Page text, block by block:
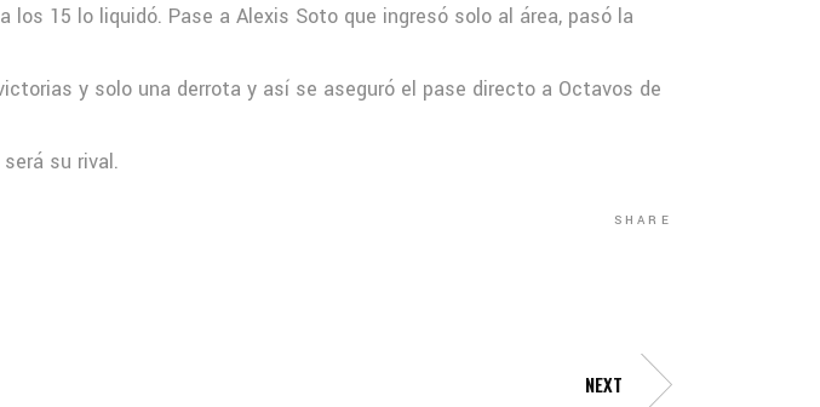
15 lo liquidó. Pase a Alexis Soto que ingresó solo al área, pasó la
y solo una derrota y así se aseguró el pase directo a Octavos de
su rival.
SHARE
NEXT